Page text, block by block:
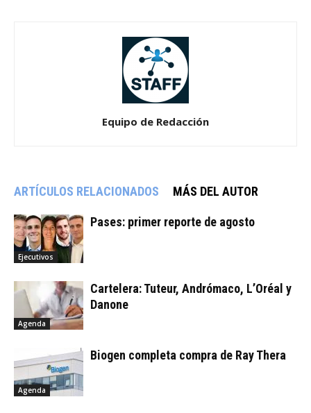
Equipo de Redacción
ARTÍCULOS RELACIONADOS MÁS DEL AUTOR
Ejecutivos
Pases: primer reporte de agosto
Agenda
Cartelera: Tuteur, Andrómaco, L’Oréal y
Danone
Agenda
Biogen completa compra de Ray Thera